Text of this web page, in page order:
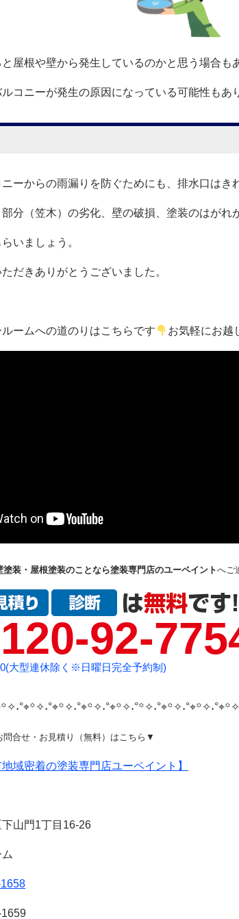
屋根や壁から発生しているのかと思う場合も
コニーが発生の原因になっている可能性もあ
ーからの雨漏りを防ぐためにも、排水口はき
分（笠木）の劣化、壁の破損、塗装のはがれ
いましょう。
だきありがとうございました。
ームへの道のりはこちらです お気軽にお
装・屋根塗装のことなら塗装専門店のユーペイントへご
92-
大型連休除く※日曜日完全予約制)
合せ・お見積り（無料）はこちら▼
地域密着の塗装専門店ユーペイント】
山門1丁目16-26